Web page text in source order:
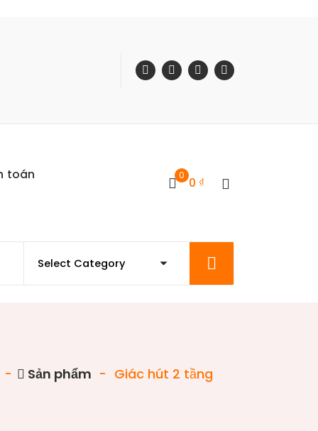
toán 0 0 ₫
Sản phẩm - Giác hút 2 tầng